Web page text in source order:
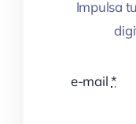
Impulsa
e-mail*